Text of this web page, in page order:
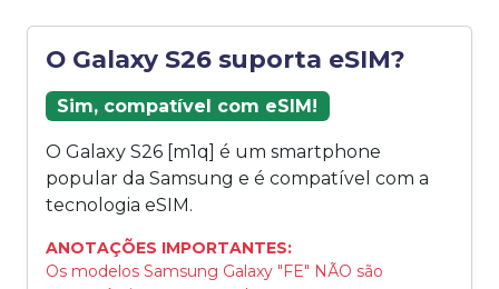
O Galaxy S26 suporta eSIM?
Sim, compatível com eSIM!
O Galaxy S26 [m1q] é um smartphone
popular da Samsung e é compatível com a
tecnologia eSIM.
ANOTAÇÕES IMPORTANTES:
Os modelos Samsung Galaxy "FE" NÃO são